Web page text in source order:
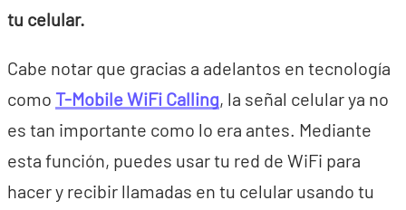
tu celular.
Cabe notar que gracias a adelantos en tecnología
como T-Mobile WiFi Calling, la señal celular ya no
es tan importante como lo era antes. Mediante
esta función, puedes usar tu red de WiFi para
hacer y recibir llamadas en tu celular usando tu